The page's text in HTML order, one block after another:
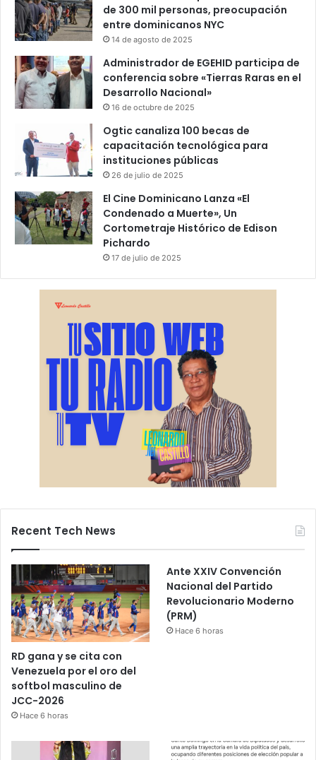
de 300 mil personas, preocupación
entre dominicanos NYC
14 de agosto de 2025
Administrador de EGEHID participa de
conferencia sobre «Tierras Raras en el
Desarrollo Nacional»
16 de octubre de 2025
Ogtic canaliza 100 becas de
capacitación tecnológica para
instituciones públicas
26 de julio de 2025
El Cine Dominicano Lanza «El
Condenado a Muerte», Un
Cortometraje Histórico de Edison
Pichardo
17 de julio de 2025
Recent Tech News
RD gana y se cita con
Venezuela por el oro del
softbol masculino de
JCC-2026
Hace 6 horas
Ante XXIV Convención
Nacional del Partido
Revolucionario Moderno
(PRM)
Hace 6 horas